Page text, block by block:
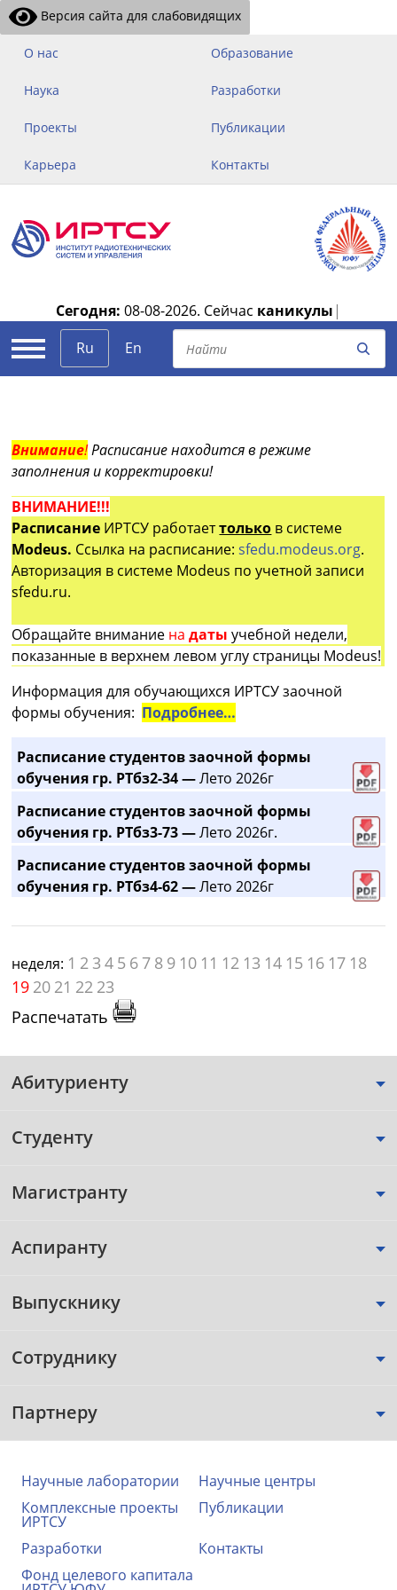
Версия сайта для слабовидящих
О нас Образование
Наука Разработки
Проекты Публикации
Карьера Контакты
Сегодня: 08-08-2026. Сейчас каникулы |
Ru
En
Внимание!Расписание находится в режиме
заполнения и корректировки!
ВНИМАНИЕ!!!
Расписание ИРТСУ работаеттолько в системе
Modeus. Ссылка на расписание:sfedu.modeus.org.
Авторизация в системе Modeus по учетной записи
sfedu.ru.
Обращайте внимание на датыучебной недели,
показанные в верхнем левом углу страницы Modeus!
Информация для обучающихся ИРТСУ заочной
формы обучения: Подробнее…
Расписание студентов заочной формы
обучения гр. РТбз2-34 —Лето 2026г
Расписание студентов заочной формы
обучения гр. РТбз3-73 —Лето 2026г.
Расписание студентов заочной формы
обучения гр. РТбз4-62 —Лето 2026г
неделя: 1 2 3 4 5 6 7 8 9 10 11 12 13 14 15 16 17 18
19 20 21 22 23
Распечатать
Абитуриенту
Студенту
Магистранту
Аспиранту
Выпускнику
Сотруднику
Партнеру
Научные лаборатории
Научные центры
Комплексные проекты
ИРТСУ
Публикации
Разработки
Контакты
Фонд целевого капитала